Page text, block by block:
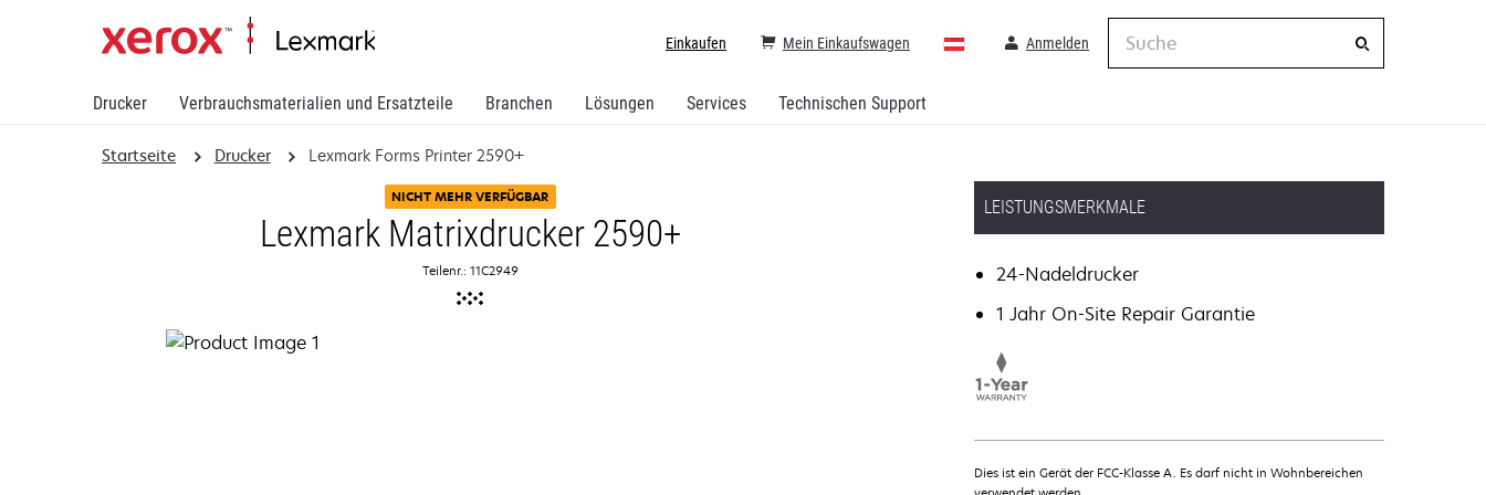
Drucker Verbrauchsmaterialien und Ersatzteile Branchen Lösungen Services Technischen Support
Einkaufen Anmelden
Mein Einkaufswagen
Suche
Startseite Drucker Lexmark Forms Printer 2590+
NICHT MEHR VERFÜGBAR
Lexmark Matrixdrucker 2590+
Teilenr.: 11C2949
LEISTUNGSMERKMALE
24-Nadeldrucker
1 Jahr On-Site Repair Garantie
Dies ist ein Gerät der FCC-Klasse A. Es darf nicht in Wohnbereichen